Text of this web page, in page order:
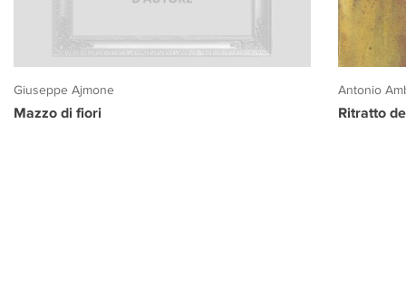
Giuseppe Ajmone
Mazzo di fiori
Antonio
Ritratto